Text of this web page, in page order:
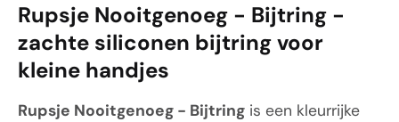
Rupsje Nooitgenoeg - Bijtring -
zachte siliconen bijtring voor
kleine handjes
Rupsje Nooitgenoeg - Bijtring is een kleurrijke